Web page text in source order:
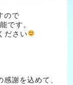
ので
です。
ださい
謝を込めて、